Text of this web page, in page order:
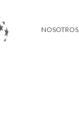
NOSOTROS